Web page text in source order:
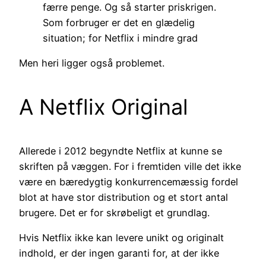
færre penge. Og så starter priskrigen.
Som forbruger er det en glædelig
situation; for Netflix i mindre grad
Men heri ligger også problemet.
A Netflix Original
Allerede i 2012 begyndte Netflix at kunne se
skriften på væggen. For i fremtiden ville det ikke
være en bæredygtig konkurrencemæssig fordel
blot at have stor distribution og et stort antal
brugere. Det er for skrøbeligt et grundlag.
Hvis Netflix ikke kan levere unikt og originalt
indhold, er der ingen garanti for, at der ikke